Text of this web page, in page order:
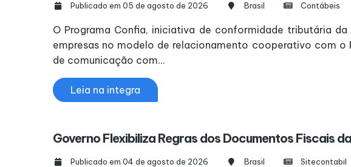
Publicado em 05 de agosto de 2026 Brasil Contábeis
O Programa Confia, iniciativa de conformidade tributária
empresas no modelo de relacionamento cooperativo com
de comunicação com...
Leia na integra
Governo Flexibiliza Regras dos Documentos Fiscais
Publicado em 04 de agosto de 2026 Brasil Sitecontabil